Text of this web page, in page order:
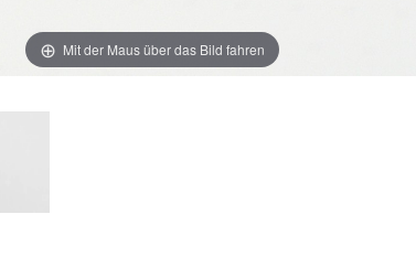
Mit der Maus über das Bild fahren